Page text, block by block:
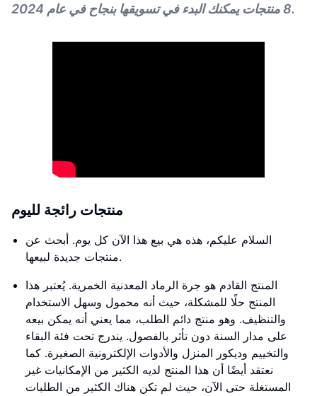
8 منتجات يمكنك البدء في تسويقها بنجاح في عام 2024.
منتجات رائجة لليوم
السلام عليكم، هذه هي بيع هذا الآن كل يوم. أبحث عن
منتجات جديدة لبيعها.
المنتج القادم هو جرة الرماد المعدنية الخمرية. يُعتبر هذا
المنتج حلًا للمشكلة، حيث أنه محمول وسهل الاستخدام
والتنظيف. وهو منتج دائم الطلب، مما يعني أنه يمكن بيعه
على مدار السنة دون تأثر بالفصول. يندرج تحت فئة البقاء
والتخييم وديكور المنزل والأدوات الإلكترونية الصغيرة. كما
نعتقد أيضًا أن هذا المنتج لديه الكثير من الإمكانيات غير
المستغلة حتى الآن، حيث لم تكن هناك الكثير من الطلبات